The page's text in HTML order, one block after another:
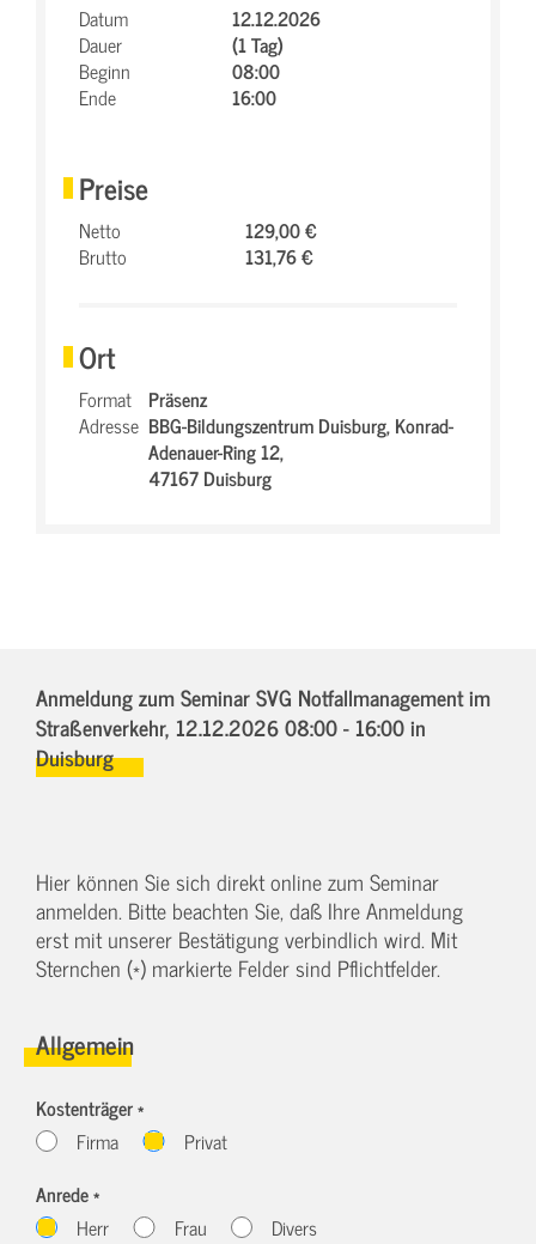
Datum
12.12.2026
Dauer
(1 Tag)
Beginn
08:00
Ende
16:00
Preise
Netto
129,00 €
Brutto
131,76 €
Ort
Format Präsenz
Adresse BBG-Bildungszentrum Duisburg,Konrad-
Adenauer-Ring 12,
47167 Duisburg
Anmeldung zum Seminar SVG Notfallmanagement im
Straßenverkehr, 12.12.2026 08:00 - 16:00in
Duisburg
Hier können Sie sich direkt online zum Seminar
anmelden. Bitte beachten Sie, daß Ihre Anmeldung
erst mit unserer Bestätigung verbindlich wird. Mit
Sternchen (*) markierte Felder sind Pflichtfelder.
Allgemein
Kostenträger *
Firma
Privat
Anrede *
Herr
Frau Divers